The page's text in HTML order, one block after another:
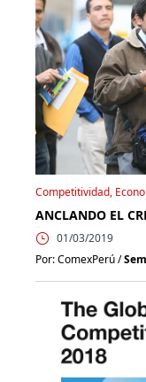
Competitividad,
ANCLANDO EL
01/03/2019
Por: ComexPerú /